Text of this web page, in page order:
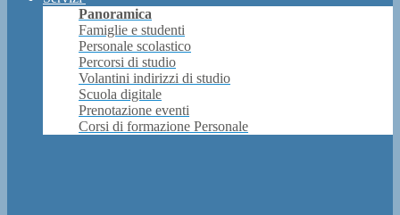
Panoramica
Famiglie e studenti
Personale scolastico
Percorsi di studio
Volantini indirizzi di studio
Scuola digitale
Prenotazione eventi
Corsi di formazione Personale